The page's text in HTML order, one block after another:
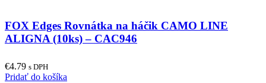
FOX Edges Rovnátka na háčik CAMO LINE
ALIGNA (10ks) – CAC946
€4.79 s DPH
Pridať do košíka